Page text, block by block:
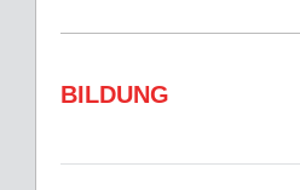
BILDUNG